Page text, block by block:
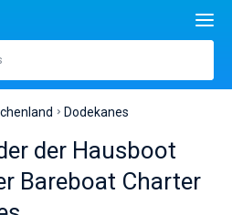
Dodekanes
der Hausboot
Bareboat Charter